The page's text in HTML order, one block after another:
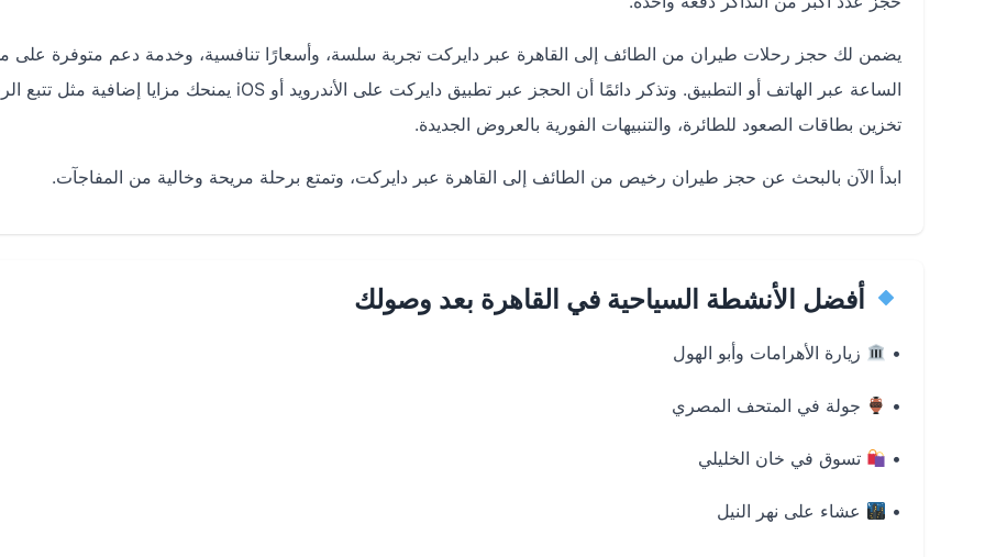
يضمن لك حجز رحلات طيران من الطائف إلى القاهرة عبر دايركت تجربة سلسة، وأسعارًا تنافسية، وخدمة دعم متوفرة على
الساعة عبر الهاتف أو التطبيق. وتذكر دائمًا أن الحجز عبر تطبيق دايركت على الأندرويد أو iOS
يمنحك مزايا إضافية مثل تتبع
تخزين بطاقات الصعود للطائرة، والتنبيهات الفورية بالعروض الجديدة.
ابدأ الآن بالبحث عن حجز طيران رخيص من الطائف إلى القاهرة عبر دايركت، وتمتع برحلة مريحة وخالية من المفاجآت.
أفضل الأنشطة السياحية في القاهرة بعد وصولك
• زيارة الأهرامات وأبو الهول
• جولة في المتحف المصري
• تسوق في خان الخليلي
• عشاء على نهر النيل